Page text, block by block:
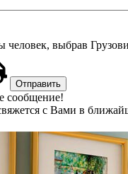
человек, выбрав
сообщение!
с Вами в